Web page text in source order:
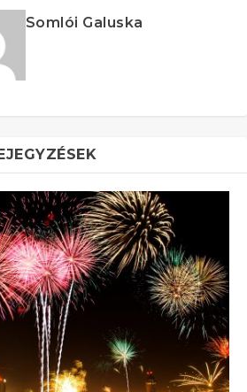
Somlói Galuska